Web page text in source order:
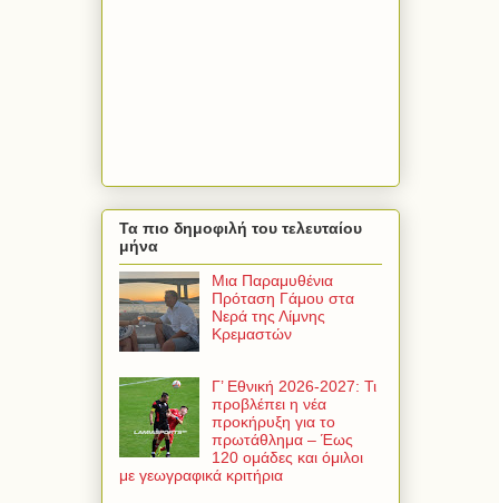
Τα πιο δημοφιλή του τελευταίου
μήνα
Μια Παραμυθένια
Πρόταση Γάμου στα
Νερά της Λίμνης
Κρεμαστών
Γ’ Εθνική 2026-2027: Τι
προβλέπει η νέα
προκήρυξη για το
πρωτάθλημα – Έως
120 ομάδες και όμιλοι
με γεωγραφικά κριτήρια